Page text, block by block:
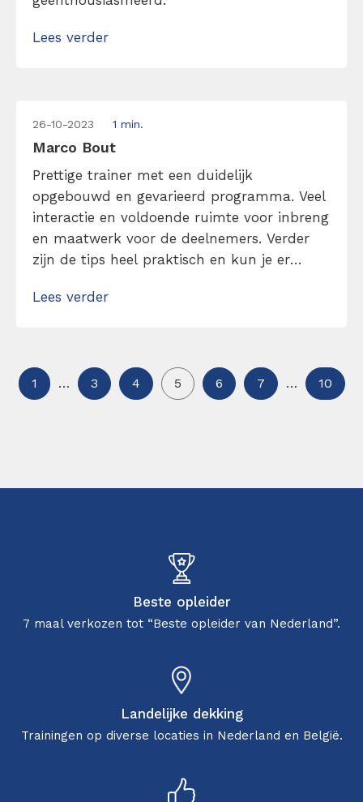
Lees verder
26-10-2023 1 min.
Marco Bout
Prettige trainer met een duidelijk
opgebouwd en gevarieerd programma. Veel
interactie en voldoende ruimte voor inbreng
en maatwerk voor de deelnemers. Verder
zijn de tips heel praktisch en kun je er
Lees verder
1 … 3 4 5 6 7 … 10
Beste opleider
7 maal verkozen tot “Beste opleider van Nederland”.
Landelijke dekking
Trainingen op diverse locaties in Nederland en België.